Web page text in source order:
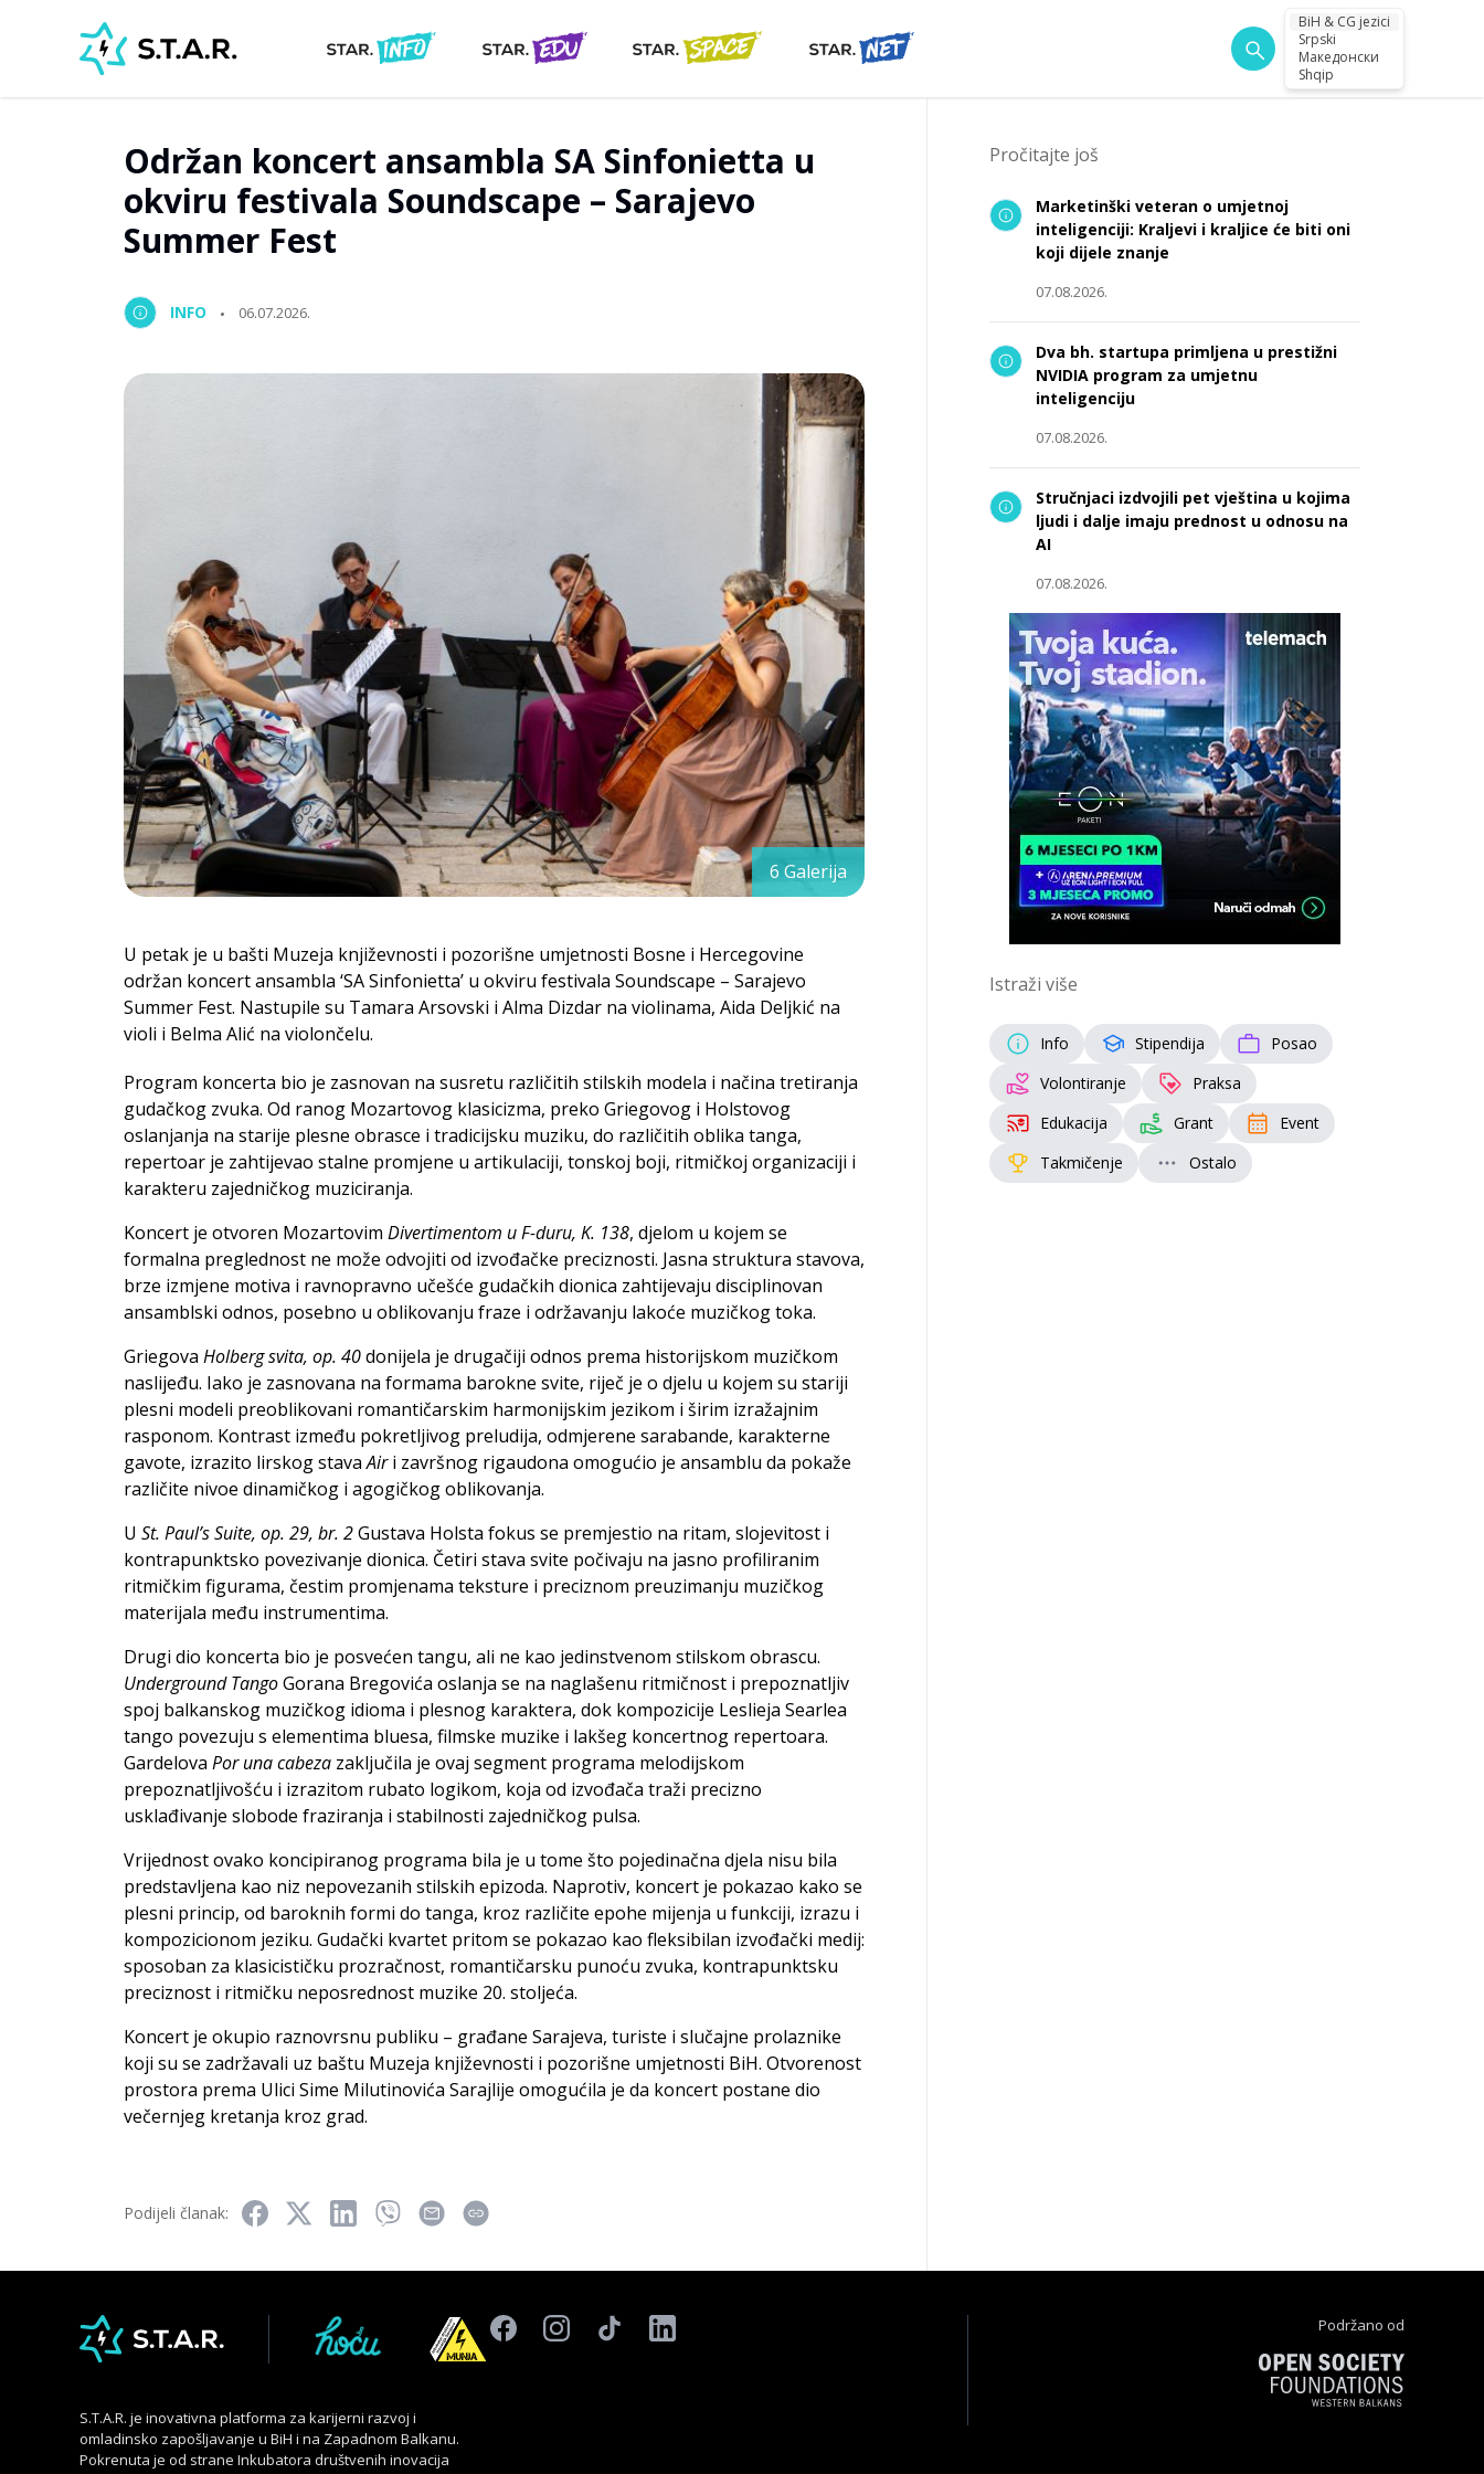
BiH & CG jezici
Srpski
Македонски
Shqip
Održan koncert ansambla SA Sinfonietta u
okviru festivala Soundscape – Sarajevo
Summer Fest
INFO 06.07.2026.
6 Galerija
U petak je u bašti Muzeja književnosti i pozorišne umjetnosti Bosne i Hercegovine
održan koncert ansambla ‘SA Sinfonietta’ u okviru festivala Soundscape – Sarajevo
Summer Fest. Nastupile su Tamara Arsovski i Alma Dizdar na violinama, Aida Deljkić na
violi i Belma Alić na violončelu.
Program koncerta bio je zasnovan na susretu različitih stilskih modela i načina tretiranja
gudačkog zvuka. Od ranog Mozartovog klasicizma, preko Griegovog i Holstovog
oslanjanja na starije plesne obrasce i tradicijsku muziku, do različitih oblika tanga,
repertoar je zahtijevao stalne promjene u artikulaciji, tonskoj boji, ritmičkoj organizaciji i
karakteru zajedničkog muziciranja.
Koncert je otvoren Mozartovim Divertimentom u F-duru, K. 138, djelom u kojem se
formalna preglednost ne može odvojiti od izvođačke preciznosti. Jasna struktura stavova,
brze izmjene motiva i ravnopravno učešće gudačkih dionica zahtijevaju disciplinovan
ansamblski odnos, posebno u oblikovanju fraze i održavanju lakoće muzičkog toka.
Griegova Holberg svita, op. 40donijela je drugačiji odnos prema historijskom muzičkom
naslijeđu. Iako je zasnovana na formama barokne svite, riječ je o djelu u kojem su stariji
plesni modeli preoblikovani romantičarskim harmonijskim jezikom i širim izražajnim
rasponom. Kontrast između pokretljivog preludija, odmjerene sarabande, karakterne
gavote, izrazito lirskog stavaAiri završnog rigaudona omogućio je ansamblu da pokaže
različite nivoe dinamičkog i agogičkog oblikovanja.
U St. Paul’s Suite, op. 29, br. 2Gustava Holsta fokus se premjestio na ritam, slojevitost i
kontrapunktsko povezivanje dionica. Četiri stava svite počivaju na jasno profiliranim
ritmičkim figurama, čestim promjenama teksture i preciznom preuzimanju muzičkog
materijala među instrumentima.
Drugi dio koncerta bio je posvećen tangu, ali ne kao jedinstvenom stilskom obrascu.
Underground TangoGorana Bregovića oslanja se na naglašenu ritmičnost i prepoznatljiv
spoj balkanskog muzičkog idioma i plesnog karaktera, dok kompozicije Leslieja Searlea
tango povezuju s elementima bluesa, filmske muzike i lakšeg koncertnog repertoara.
Gardelova Por una cabeza zaključila je ovaj segment programa melodijskom
prepoznatljivošću i izrazitom rubato logikom, koja od izvođača traži precizno
usklađivanje slobode fraziranja i stabilnosti zajedničkog pulsa.
Vrijednost ovako koncipiranog programa bila je u tome što pojedinačna djela nisu bila
predstavljena kao niz nepovezanih stilskih epizoda. Naprotiv, koncert je pokazao kako se
plesni princip, od baroknih formi do tanga, kroz različite epohe mijenja u funkciji, izrazu i
kompozicionom jeziku. Gudački kvartet pritom se pokazao kao fleksibilan izvođački medij:
sposoban za klasicističku prozračnost, romantičarsku punoću zvuka, kontrapunktsku
preciznost i ritmičku neposrednost muzike 20. stoljeća.
Koncert je okupio raznovrsnu publiku – građane Sarajeva, turiste i slučajne prolaznike
koji su se zadržavali uz baštu Muzeja književnosti i pozorišne umjetnosti BiH. Otvorenost
prostora prema Ulici Sime Milutinovića Sarajlije omogućila je da koncert postane dio
večernjeg kretanja kroz grad.
Podijeli članak:
Pročitajte još
Marketinški veteran o umjetnoj
inteligenciji: Kraljevi i kraljice će biti oni
koji dijele znanje
07.08.2026.
Dva bh. startupa primljena u prestižni
NVIDIA program za umjetnu
inteligenciju
07.08.2026.
Stručnjaci izdvojili pet vještina u kojima
ljudi i dalje imaju prednost u odnosu na
AI
07.08.2026.
Istraži više
Info Stipendija
Posao
Volontiranje
Praksa
Edukacija
Grant
Event
Takmičenje
Ostalo
S.T.A.R. je inovativna platforma za karijerni razvoj i
omladinsko zapošljavanje u BiH i na Zapadnom Balkanu.
Pokrenuta je od strane Inkubatora društvenih inovacija
Podržano od